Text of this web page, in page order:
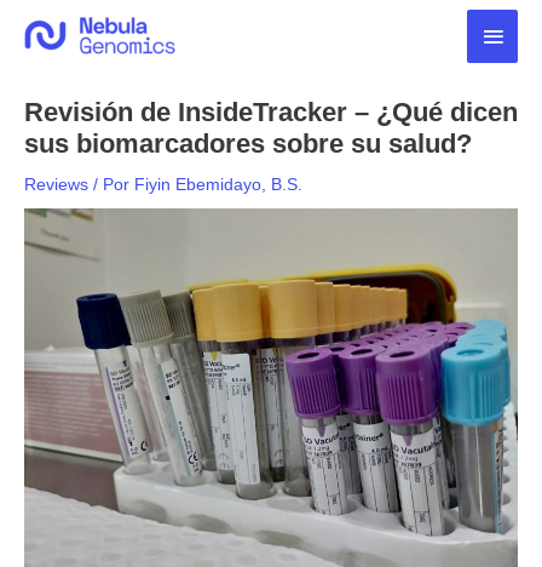
Revisión de InsideTracker – ¿Qué dicen
sus biomarcadores sobre su salud?
Reviews / Por Fiyin Ebemidayo, B.S.